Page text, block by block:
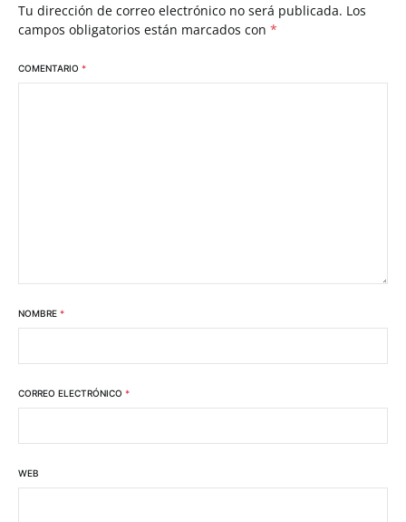
Tu dirección de correo electrónico no será publicada. Los
campos obligatorios están marcados con *
COMENTARIO *
NOMBRE *
CORREO ELECTRÓNICO *
WEB